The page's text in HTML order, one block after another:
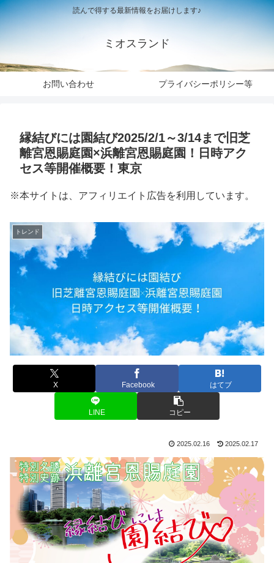
読んで得する最新情報をお届けします♪
ミオスランド
お問い合わせ プライバシーポリシー等
縁結びには園結び2025/2/1～3/14まで旧芝
離宮恩賜庭園×浜離宮恩賜庭園！日時アク
セス等開催概要！東京
※本サイトは、アフィリエイト広告を利用しています。
トレンド
X Facebook はてブ
LINE コピー
2025.02.16 2025.02.17